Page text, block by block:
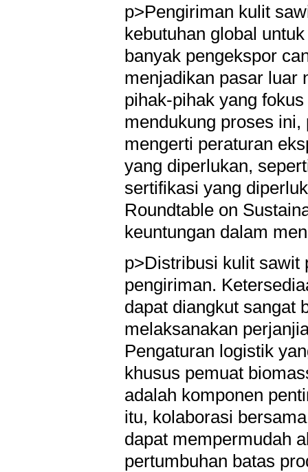
p>Pengiriman kulit
kebutuhan global
banyak pengekspor
menjadikan pasar luar
pihak-pihak yang
mendukung proses
mengerti peraturan
yang diperlukan,
sertifikasi yang
Roundtable on
keuntungan dalam
p>Distribusi kulit sawit
pengiriman.
dapat diangkut sangat
melaksanakan
Pengaturan logistik
khusus pemuat
adalah komponen
itu, kolaborasi
dapat mempermudah
pertumbuhan batas